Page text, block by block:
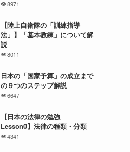
8971
【陸上自衛隊の「訓練指導
法」】「基本教練」について解
説
8011
日本の「国家予算」の成立まで
の９つのステップ解説
6647
【日本の法律の勉強
Lesson0】法律の種類・分類
4341